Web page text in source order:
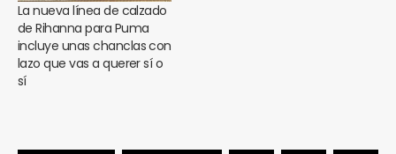
La nueva línea de calzado
de Rihanna para Puma
incluye unas chanclas con
lazo que vas a querer sí o
sí